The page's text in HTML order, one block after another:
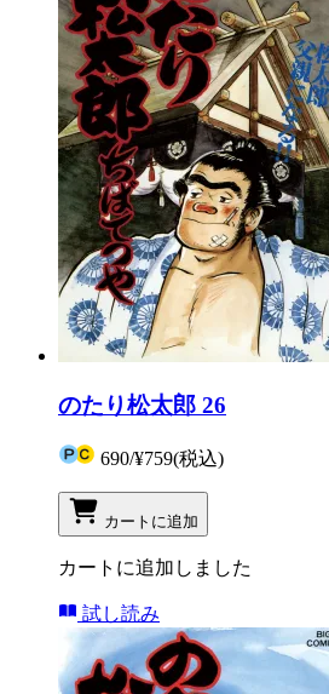
のたり松太郎 26
690/¥759(税込)
カートに追加
カートに追加しました
試し読み